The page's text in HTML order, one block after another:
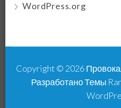
WordPress.org
Copyright © 2026
РазработаноТемы